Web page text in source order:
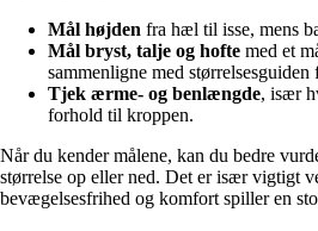
Mål højden fra hæl til isse, mens
Mål bryst, talje og hofte med et
sammenligne med
Tjek ærme- og benlængde, især
forhold til kroppen.
Når du kender målene, kan du bedre
størrelse op eller ned. Det er især vigtigt
bevægelsesfrihed og komfort spiller en